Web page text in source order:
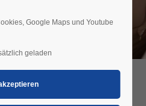
Google Maps und Youtube
geladen